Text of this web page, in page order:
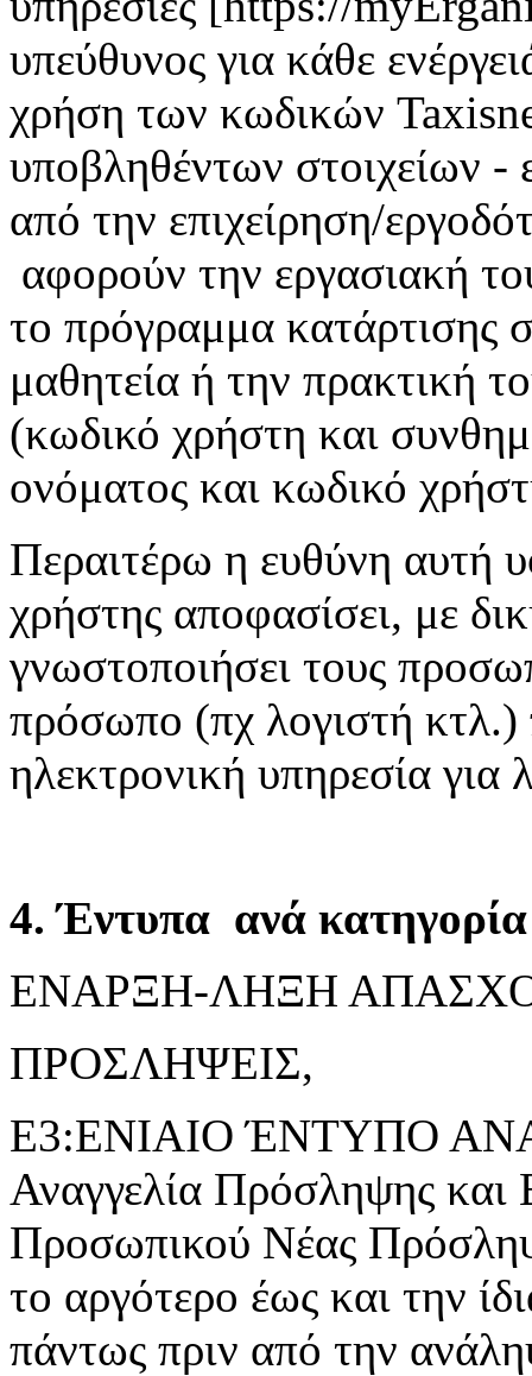
υπεύθυνος για κάθε
χρήση των κωδικών
υποβληθέντων στοιχείων -
από την επιχείρηση/
αφορούν την εργασιακή
το πρόγραμμα κατάρτισης
μαθητεία ή την πρακτική
(κωδικό χρήστη και
ονόματος και κωδικό
Περαιτέρω η ευθύνη αυτή
χρήστης αποφασίσει, με
γνωστοποιήσει τους
πρόσωπο (πχ λογιστή κτλ.)
ηλεκτρονική υπηρεσία για
4. Έντυπα ανά κατηγορία
ΕΝΑΡΞΗ-ΛΗΞΗ
ΠΡΟΣΛΗΨΕΙΣ,
Ε3:ΕΝΙΑΙΟ ΈΝΤΥΠΟ
Αναγγελία Πρόσληψης
Προσωπικού Νέας
το αργότερο έως και την
πάντως πριν από την